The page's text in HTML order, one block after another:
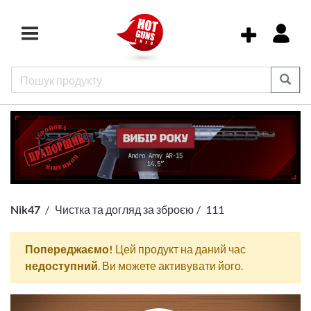
Nik47 Чистка та догляд за зброєю 111
Попереджаємо! Цей продукт на даний час
недоступний. Ви можете активувати його.